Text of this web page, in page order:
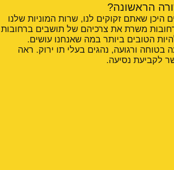
הראשונה?
היכן שאתם זקוקים לנו, שרות המוניות שלנו
משרת את צרכיהם של תושבים ברחובות
הטובים ביותר במה שאנחנו עושים.
בטוחה ורגועה, נהגים בעלי תו ירוק. ראה
לקביעת נסיעה.